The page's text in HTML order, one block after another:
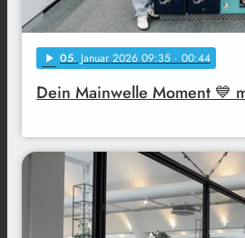
play_arrow 05. Januar 2026 09:35 · 00:44
Dein Mainwelle Moment 💙